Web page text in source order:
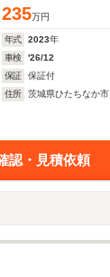
235万円
年式 2023年
車検
'26/12
保証
保証付
住所
茨城県ひたちなか市
認・見積依頼